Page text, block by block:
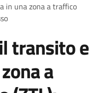
in una zona a traffico
transito e
a